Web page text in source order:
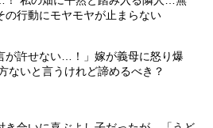
の行動にモヤモヤが止まらない
が許せない…！」嫁が義母に怒り爆
ないと言うけれど諦めるべき？